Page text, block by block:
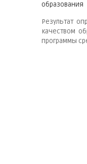
образования
Результат
качеством
программы